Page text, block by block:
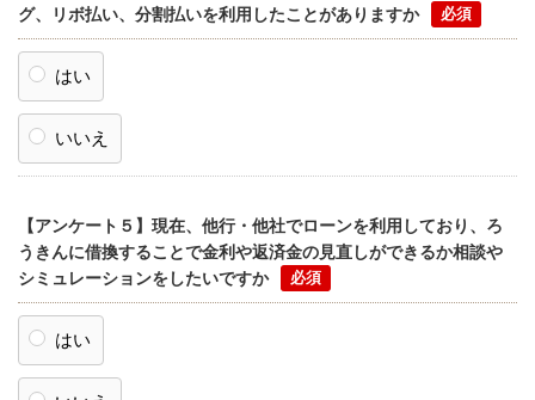
グ、リボ払い、分割払いを利用したことがありますか
はい
いいえ
【アンケート５】現在、他行・他社でローンを利用しており、ろ
うきんに借換することで金利や返済金の見直しができるか相談や
シミュレーションをしたいですか
はい